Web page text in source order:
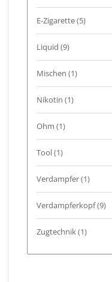
E-Zigarette(5)
Liquid (9)
Mischen (1)
Nikotin (1)
Ohm (1)
Tool(1)
Verdampfer(1)
Verdampferkopf(9)
Zugtechnik(1)